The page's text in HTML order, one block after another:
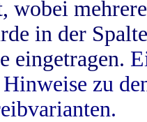
wobei
in der
eingetragen.
zu